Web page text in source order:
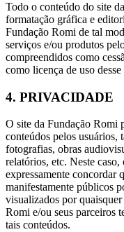
Todo o conteúdo do site
formatação gráfica e
Fundação Romi de tal
serviços e/ou produtos
compreendidos como
como licença de uso
4. PRIVACIDADE
O site da Fundação Romi
conteúdos pelos usuários,
fotografias, obras
relatórios, etc. Neste caso,
expressamente concordar
manifestamente públicos
visualizados por
Romi e/ou seus parceiros
tais conteúdos.